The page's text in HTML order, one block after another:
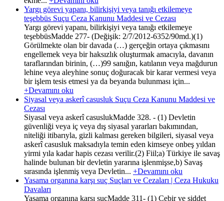
Yargı görevi yapanı, bilirkişiyi veya tanığı etkilemeye
teşebbüs Suçu Ceza Kanunu Maddesi ve Cezası
Yargı görevi yapanı, bilirkişiyi veya tanığı etkilemeye
teşebbüsMadde 277- (Değişik: 2/7/2012-6352/90md.)(1)
Görülmekte olan bir davada (…) gerçeğin ortaya çıkmasını
engellemek veya bir haksızlık oluşturmak amacıyla, davanın
taraflarından birinin, (…)99 sanığın, katılanın veya mağdurun
lehine veya aleyhine sonuç doğuracak bir karar vermesi veya
bir işlem tesis etmesi ya da beyanda bulunması için...
+Devamını oku
Siyasal veya askerî casusluk Suçu Ceza Kanunu Maddesi ve
Cezası
Siyasal veya askerî casuslukMadde 328. - (1) Devletin
güvenliği veya iç veya dış siyasal yararları bakımından,
niteliği itibarıyla, gizli kalması gereken bilgileri, siyasal veya
askerî casusluk maksadıyla temin eden kimseye onbeş yıldan
yirmi yıla kadar hapis cezası verilir.(2) Fiil;a) Türkiye ile savaş
halinde bulunan bir devletin yararına işlenmişse,b) Savaş
sırasında işlenmiş veya Devletin... +Devamını oku
Yasama organına karşı suç Suçları ve Cezaları | Ceza Hukuku
Davaları
Yasama organına karşı suçMadde 311- (1) Cebir ve şiddet